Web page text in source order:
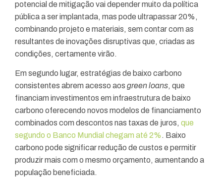
potencial de mitigação vai depender muito da política
pública a ser implantada, mas pode ultrapassar 20%,
combinando projeto e materiais, sem contar com as
resultantes de inovações disruptivas que, criadas as
condições, certamente virão.
Em segundo lugar, estratégias de baixo carbono
consistentes abrem acesso aos green loans, que
financiam investimentos em infraestrutura de baixo
carbono oferecendo novos modelos de financiamento
combinados com descontos nas taxas de juros, que
segundo o Banco Mundial chegam até 2% . Baixo
carbono pode significar redução de custos e permitir
produzir mais com o mesmo orçamento, aumentando a
população beneficiada.